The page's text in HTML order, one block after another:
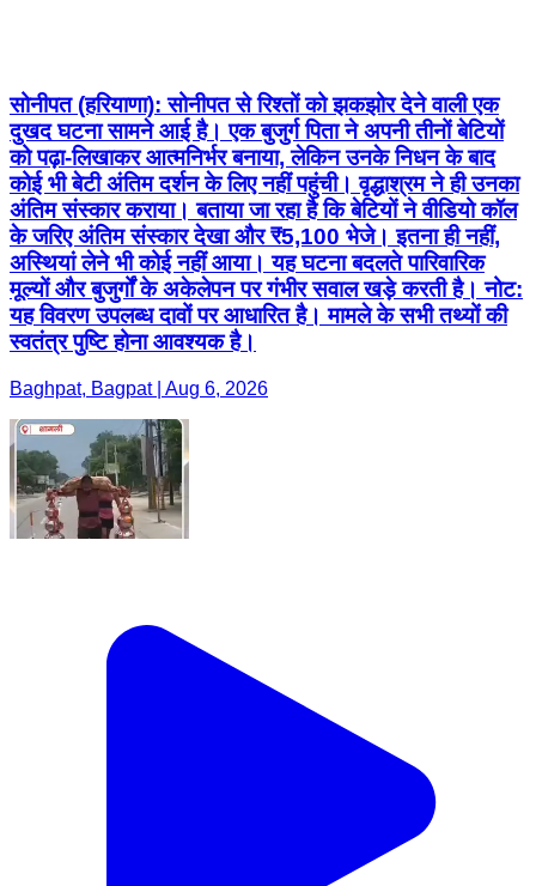
सोनीपत (हरियाणा): सोनीपत से रिश्तों को झकझोर देने वाली एक
दुखद घटना सामने आई है। एक बुजुर्ग पिता ने अपनी तीनों बेटियों
को पढ़ा-लिखाकर आत्मनिर्भर बनाया, लेकिन उनके निधन के बाद
कोई भी बेटी अंतिम दर्शन के लिए नहीं पहुंची। वृद्धाश्रम ने ही उनका
अंतिम संस्कार कराया। बताया जा रहा है कि बेटियों ने वीडियो कॉल
के जरिए अंतिम संस्कार देखा और ₹5,100 भेजे। इतना ही नहीं,
अस्थियां लेने भी कोई नहीं आया। यह घटना बदलते पारिवारिक
मूल्यों और बुजुर्गों के अकेलेपन पर गंभीर सवाल खड़े करती है। नोट:
यह विवरण उपलब्ध दावों पर आधारित है। मामले के सभी तथ्यों की
स्वतंत्र पुष्टि होना आवश्यक है।
Baghpat, Bagpat | Aug 6, 2026